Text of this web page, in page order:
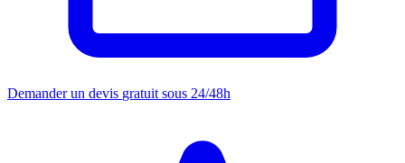
Demander un devis gratuit sous 24/48h